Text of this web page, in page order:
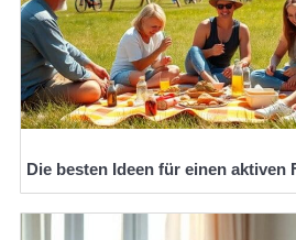
Die besten Ideen für einen aktiven